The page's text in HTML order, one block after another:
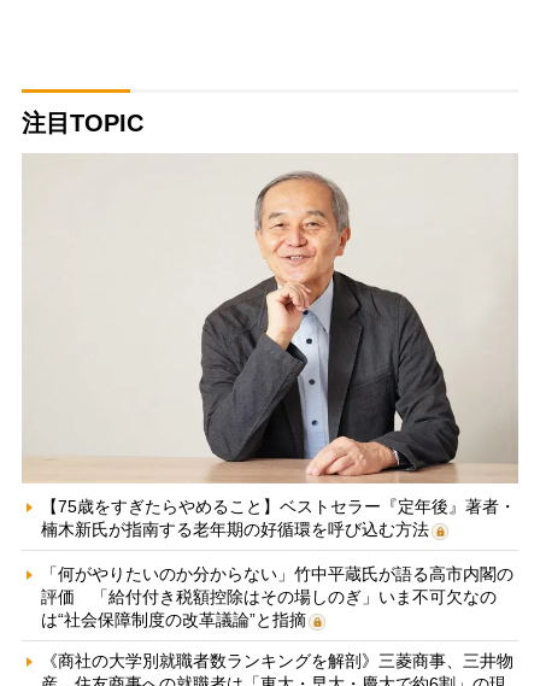
注目TOPIC
【75歳をすぎたらやめること】ベストセラー『定年後』著者・
楠木新氏が指南する老年期の好循環を呼び込む方法
「何がやりたいのか分からない」竹中平蔵氏が語る高市内閣の
評価 「給付付き税額控除はその場しのぎ」いま不可欠なの
は“社会保障制度の改革議論”と指摘
《商社の大学別就職者数ランキングを解剖》三菱商事、三井物